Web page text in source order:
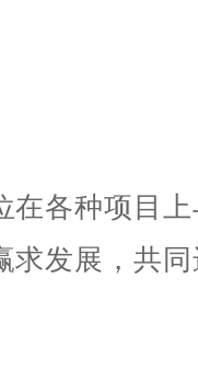
在各种项目
求发展，共